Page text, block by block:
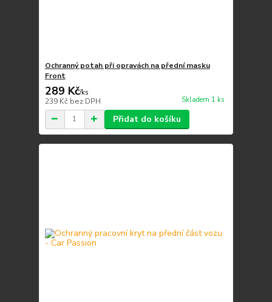
Ochranný potah při opravách na přední masku
Front
289 Kč/ks
239 Kč bez DPH Skladem 1 ks
Přidat do košíku